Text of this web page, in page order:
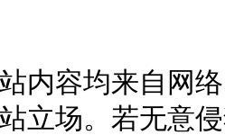
站内容均来自网
立场。若无意